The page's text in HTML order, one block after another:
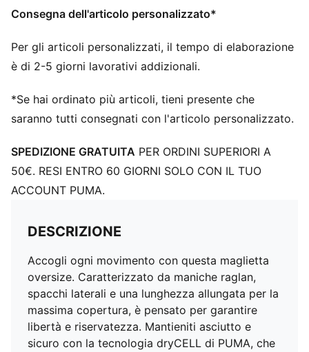
Consegna dell'articolo personalizzato*
Per gli articoli personalizzati, il tempo di elaborazione
è di 2-5 giorni lavorativi addizionali.
*Se hai ordinato più articoli, tieni presente che
saranno tutti consegnati con l'articolo personalizzato.
SPEDIZIONE GRATUITA PER ORDINI SUPERIORI A
50€. RESI ENTRO 60 GIORNI SOLO CON IL TUO
ACCOUNT PUMA.
DESCRIZIONE
Accogli ogni movimento con questa maglietta
oversize. Caratterizzato da maniche raglan,
spacchi laterali e una lunghezza allungata per la
massima copertura, è pensato per garantire
libertà e riservatezza. Mantieniti asciutto e
sicuro con la tecnologia dryCELL di PUMA, che